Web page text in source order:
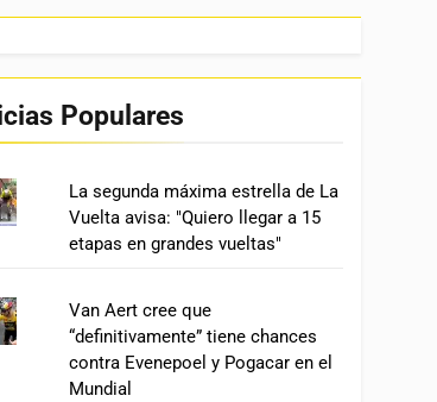
Populares
La segunda máxima estrella de La
Vuelta avisa: "Quiero llegar a 15
etapas en grandes vueltas"
Van Aert cree que
“definitivamente” tiene chances
contra Evenepoel y Pogacar en el
Mundial